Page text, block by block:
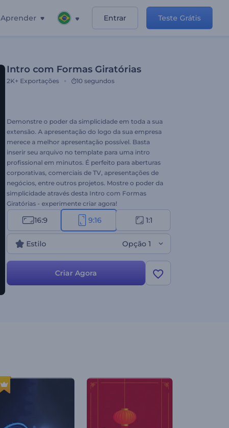
Aprender Entrar Teste Grátis
Intro com Formas Giratórias
2K+ Exportações 10 segundos
Demonstre o poder da simplicidade em toda a sua
extensão. A apresentação do logo da sua empresa
merece a melhor apresentação possível. Basta
inserir seu arquivo no template para uma intro
profissional em minutos. É perfeito para aberturas
corporativas, comerciais de TV, apresentações de
negócios, entre outros projetos. Mostre o poder da
simplicidade através desta Intro com Formas
Giratórias - experimente criar agora!
16:9 9:16 1:1
Estilo Opção 1
Criar Agora